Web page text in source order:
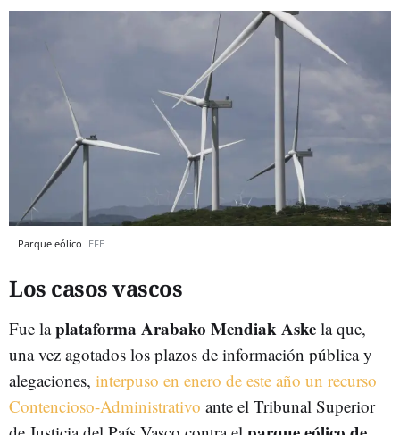
Parque eólico EFE
Los casos vascos
Fue laplataforma Arabako Mendiak Aske la que,
una vez agotados los plazos de información pública y
alegaciones, interpuso en enero de este año un recurso
Contencioso-Administrativo ante el Tribunal Superior